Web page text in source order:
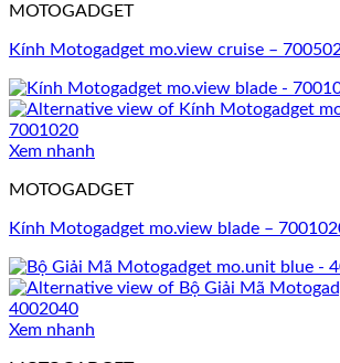
MOTOGADGET
Kính Motogadget mo.view cruise –
Xem nhanh
MOTOGADGET
Kính Motogadget mo.view blade –
Xem nhanh